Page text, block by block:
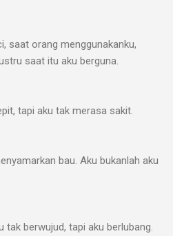
saat orang menggunakanku,
saat itu aku berguna.
tapi aku tak merasa sakit.
bau. Aku bukanlah aku
berwujud, tapi aku berlubang.